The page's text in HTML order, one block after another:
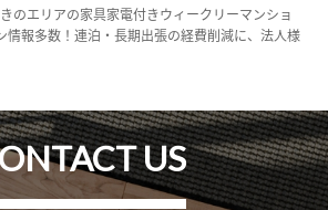
のエリアの家具家電付きウィークリーマンショ
情報多数！連泊・長期出張の経費削減に、法人様
US